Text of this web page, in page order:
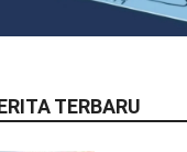
TERBARU